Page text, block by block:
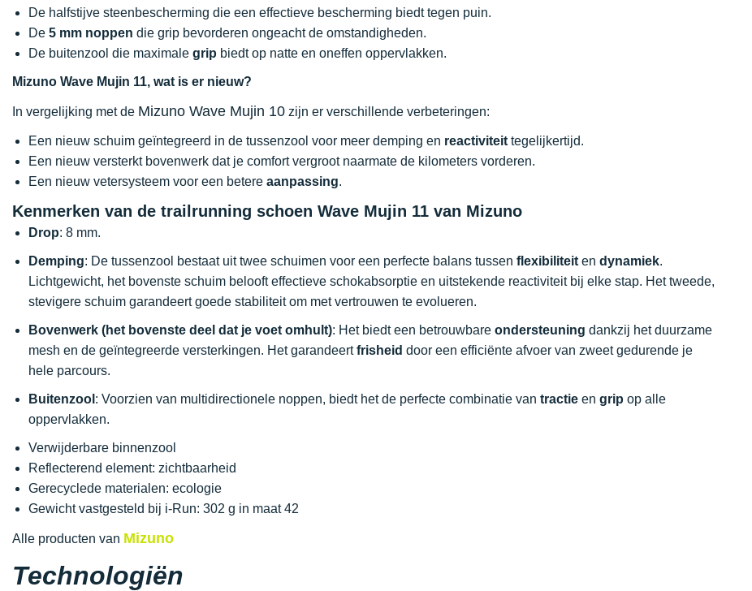
De halfstijve steenbescherming die een effectieve bescherming biedt tegen puin.
De 5 mm noppen die grip bevorderen ongeacht de omstandigheden.
De buitenzool die maximale grip biedt op natte en oneffen oppervlakken.
Mizuno Wave Mujin 11, wat is er nieuw?
In vergelijking met de Mizuno Wave Mujin 10 zijn er verschillende verbeteringen:
Een nieuw schuim geïntegreerd in de tussenzool voor meer demping en reactiviteit tegelijkertijd.
Een nieuw versterkt bovenwerk dat je comfort vergroot naarmate de kilometers vorderen.
Een nieuw vetersysteem voor een betere aanpassing.
Kenmerken van de trailrunning schoen Wave Mujin 11 van Mizuno
Drop: 8 mm.
Demping: De tussenzool bestaat uit twee schuimen voor een perfecte balans tussen flexibiliteit en dynamiek.
Lichtgewicht, het bovenste schuim belooft effectieve schokabsorptie en uitstekende reactiviteit bij elke stap. Het tweede,
stevigere schuim garandeert goede stabiliteit om met vertrouwen te evolueren.
Bovenwerk (het bovenste deel dat je voet omhult): Het biedt een betrouwbare ondersteuning dankzij het duurzame
mesh en de geïntegreerde versterkingen. Het garandeertfrisheid door een efficiënte afvoer van zweet gedurende je
hele parcours.
Buitenzool : Voorzien van multidirectionele noppen, biedt het de perfecte combinatie van tractie en grip op alle
oppervlakken.
Verwijderbare binnenzool
Reflecterend element: zichtbaarheid
Gerecyclede materialen: ecologie
Gewicht vastgesteld bij i-Run: 302 g in maat 42
Alle producten van Mizuno
Technologiën